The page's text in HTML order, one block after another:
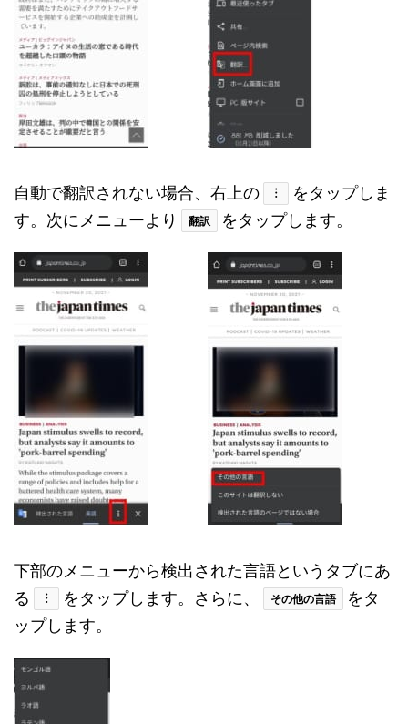
自動で翻訳されない場合、右上の ︙
をタップしま
す。次にメニューより
翻訳 をタップします。
下部のメニューから検出された言語というタブにあ
る
︙ をタップします。さらに、 その他の言語
をタ
ップします。